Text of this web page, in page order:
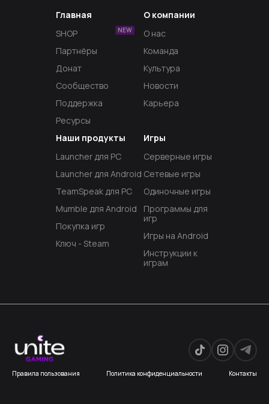
Главная
SHOP
NEW
Партнёры
Донат
Сообщество
Поддержка
Ресурсы
Наши продукты
Launcher для PC
Launcher для Android
TeamSpeak для PC
Mumble для Android
Покупка игр
Ключ - Steam
Игры
Серверные игры
Сетевые игры
Одиночные игры
Программы для
игр
Игры на Android
Инструкции к
играм
О компании
О нас
Команда
Культура
Новости
Карьера
Правила пользования Политика конфиденциальности Контакты